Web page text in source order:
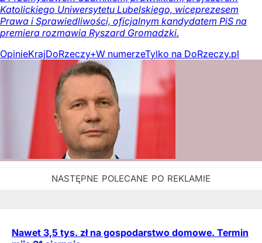
Katolickiego Uniwersytetu Lubelskiego, wiceprezesem
Prawa i Sprawiedliwości, oficjalnym kandydatem PiS na
premiera rozmawia Ryszard Gromadzki.
OpinieKrajDoRzeczy+W numerzeTylko na DoRzeczy.pl
Nawet 3,5 tys. zł na gospodarstwo domowe. Termin